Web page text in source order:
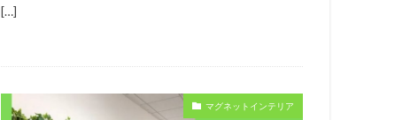
[…]
マグネットインテリア